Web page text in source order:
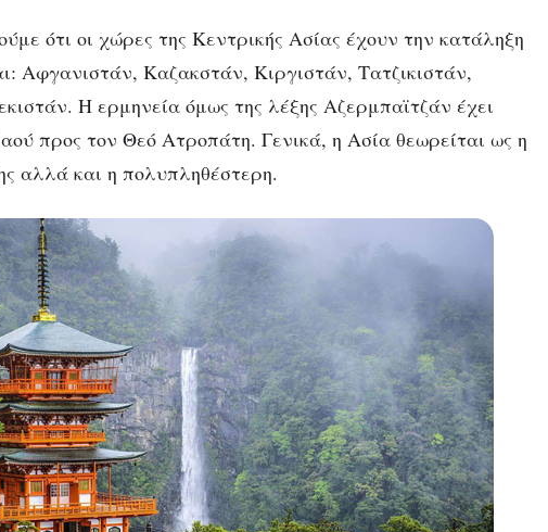
ονομάτων
χωρών
ότι οι χώρες της Κεντρικής Ασίας έχουν την κατάληξη
Αφγανιστάν, Καζακστάν, Κιργιστάν, Τατζικιστάν,
Η ερμηνεία όμως της λέξης Αζερμπαϊτζάν έχει
προς τον Θεό Ατροπάτη. Γενικά, η Ασία θεωρείται ως η
αλλά και η πολυπληθέστερη.